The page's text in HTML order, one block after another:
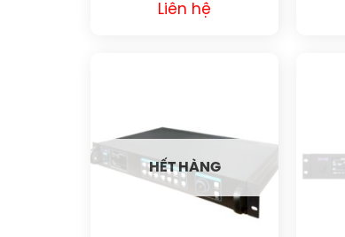
Liên hệ
HẾT HÀNG